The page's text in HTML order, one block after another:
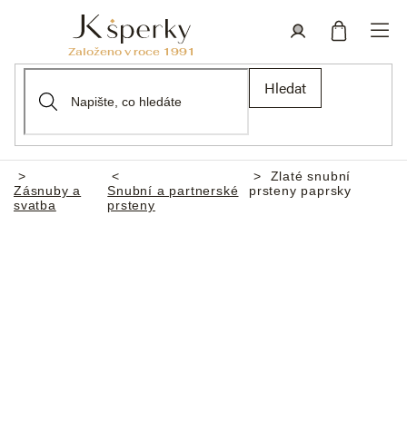
Hledat
Domů
Zásnuby a
svatba
Snubní a partnerské
prsteny
Zlaté snubní
prsteny paprsky